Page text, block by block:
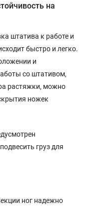
на
штатива к работе и
быстро и легко.
и
со штативом,
растяжки, можно
ножек
груз для
ног надежно